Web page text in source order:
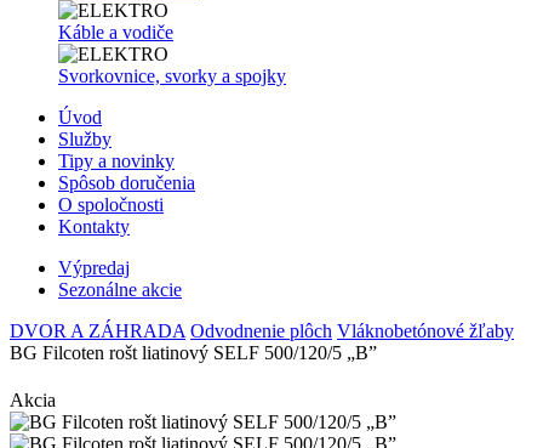
Káble a vodiče
Svorkovnice, svorky a spojky
Úvod
Služby
Tipy a novinky
Spôsob doručenia
O spoločnosti
Kontakty
Výpredaj
Sezonálne akcie
DVOR A ZÁHRADA Odvodnenie plôch Vláknobetónové žľaby
BG Filcoten rošt liatinový SELF 500/120/5 „B”
Akcia